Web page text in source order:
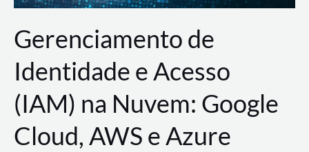
Gerenciamento de
Identidade e Acesso
(IAM) na Nuvem: Google
Cloud, AWS e Azure